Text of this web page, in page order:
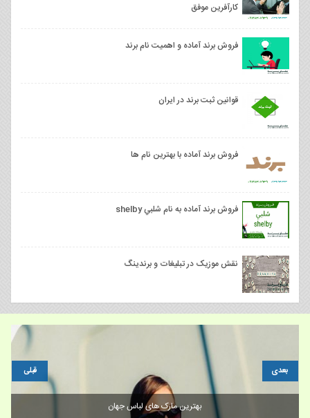
کارآفرین موفق
فروش برند آماده و اهمیت نام برند
قوانین ثبت برند در ایران
فروش برند آماده با بهترین نام ها
فروش برند آماده به نام شلبي shelby
نقش موزیک در تبلیغات و برندینگ
قبلی بعدی